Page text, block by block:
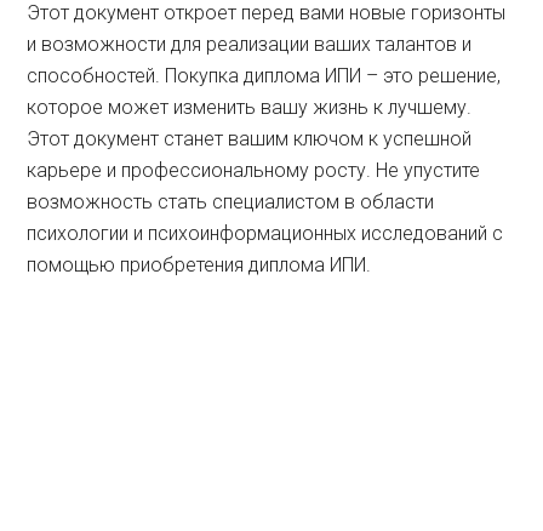
Этот документ откроет перед вами новые горизонты
и возможности для реализации ваших талантов и
способностей. Покупка диплома ИПИ – это решение,
которое может изменить вашу жизнь к лучшему.
Этот документ станет вашим ключом к успешной
карьере и профессиональному росту. Не упустите
возможность стать специалистом в области
психологии и психоинформационных исследований с
помощью приобретения диплома ИПИ.